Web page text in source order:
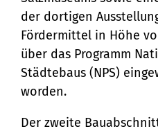
Am Ochsenmarkt
21335 Lüneburg
der dortigen
Fördermittel in Höhe
über das Programm
Städtebaus (NPS)
worden.
Der zweite